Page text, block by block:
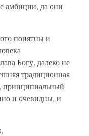
амбиции, да они
понятны и
Богу, далеко не
традиционная
принципиальный
и очевидны, и